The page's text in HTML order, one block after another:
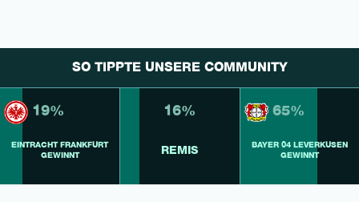
SO TIPPTE UNSERE COMMUNITY
19%
EINTRACHT FRANKFURT
GEWINNT
16%
REMIS
65%
BAYER 04 LEVERKUSEN
GEWINNT